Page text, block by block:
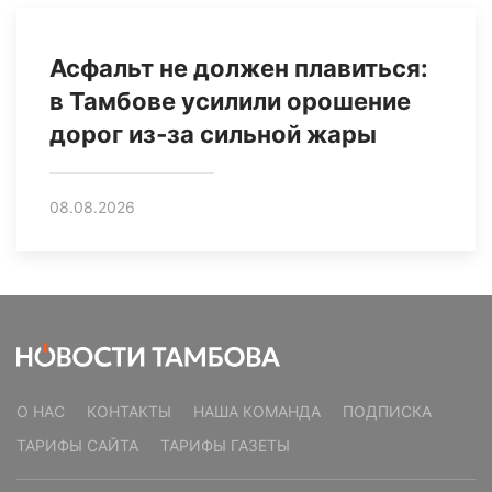
Асфальт не должен плавиться:
в Тамбове усилили орошение
дорог из‑за сильной жары
08.08.2026
О НАС КОНТАКТЫ НАША КОМАНДА
ПОДПИСКА
ТАРИФЫ САЙТА
ТАРИФЫ ГАЗЕТЫ